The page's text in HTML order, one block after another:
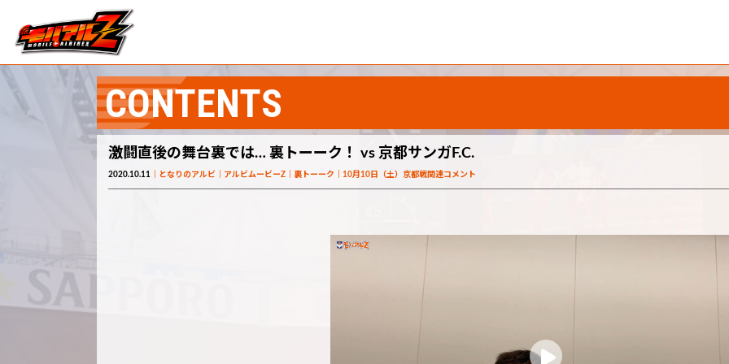
CONTENTS
激闘直後の舞台裏では… 裏トーーク！ vs 京都サンガF.C.
2020.10.11 となりのアルビ アルビムービーZ 裏トーーク 10月10日（土）京都戦関連コメント